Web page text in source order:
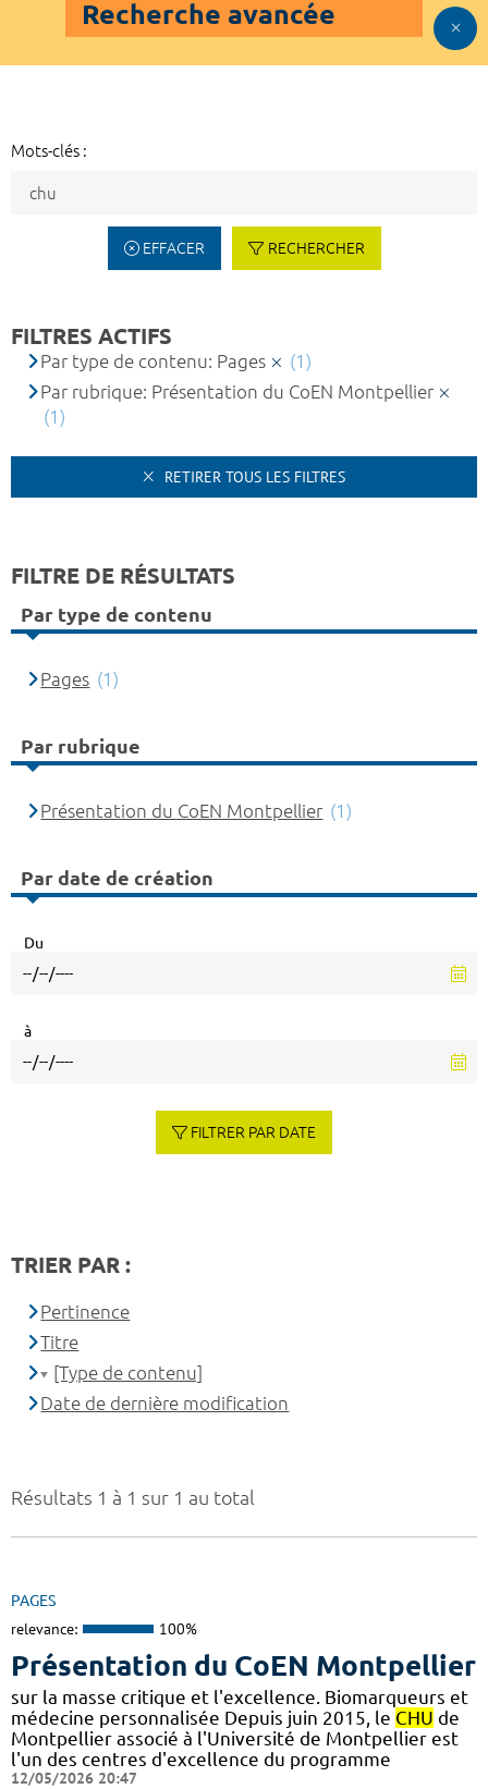
Recherche avancée
Mots-clés :
EFFACER RECHERCHER
Résultats 1 à 1 sur 1 au total
PAGES
relevance: 100%
Présentation du CoEN Montpellier
sur la masse critique et l'excellence. Biomarqueurs et
médecine personnalisée Depuis juin 2015, le CHU de
Montpellier associé à l'Université de Montpellier est
l'un des centres d'excellence du programme
12/05/2026 20:47
FILTRES ACTIFS
Par type de contenu: Pages
(1)
Par rubrique: Présentation du CoEN Montpellier
(1)
RETIRER TOUS LES FILTRES
FILTRE DE RÉSULTATS
Par type de contenu
Pages (1)
Par rubrique
Présentation du CoEN Montpellier (1)
Par date de création
Du
à
FILTRER PAR DATE
TRIER PAR :
Pertinence
Titre
[Type de contenu]
Date de dernière modification